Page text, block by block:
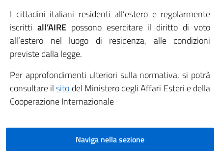
I cittadini italiani residenti all’estero e regolarmente
iscritti all’AIREpossono esercitare il diritto di voto
all’estero nel luogo di residenza, alle condizioni
previste dalla legge.
Per approfondimenti ulteriori sulla normativa, si potrà
consultare ilsito del Ministero degli Affari Esteri e della
Cooperazione Internazionale
Naviga nella sezione